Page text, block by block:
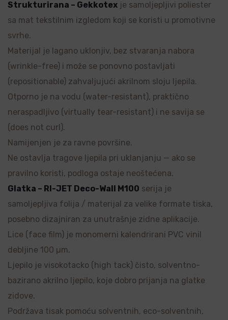
Strukturirana – Gekkotex je samoljepljivi poliester
sa mat tekstilnim izgledom koji se koristi u promotivne
svrhe.
Materijal je lagano uklonjiv, bez stvaranja nabora
(wrinkle-free) i može se ponovno postavljati
(repositionable) zahvaljujući akrilnom sloju ljepila.
Otporno je na vodu (water-resistant), praktično
neraspadljivo (virtually tear-resistant) i ne savija se
(does not curl).
Namijenjen je za ravne površine.
Ne ostavlja tragove ljepila pri uklanjanju — ako se
pravilno koristi, podloga ostaje neoštećena.
Glatka – RI-JET Deco-Wall M100 serija je
samoljepljiva folija / materijal za velike formate tiska,
posebno dizajniran za unutrašnje zidne aplikacije.
Lice (face film) je monomerni kalendrirani PVC vinil
debljine 100 µm.
Ljepilo je visokotacko (high tack) čisto, solventno-
bazirano akrilno ljepilo, koje dobro prijanja na glatke
zidove.
Podržava tisak pomoću solventnih, eco-solventnih,